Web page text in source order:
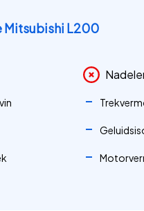
Mitsubishi L200